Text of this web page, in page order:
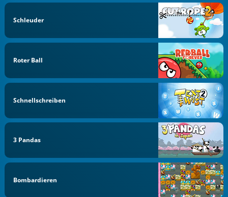
Schleuder
Roter Ball
Schnellschreiben
3 Pandas
Bombardieren